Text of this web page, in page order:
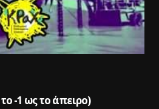
-1 ως το άπειρο)